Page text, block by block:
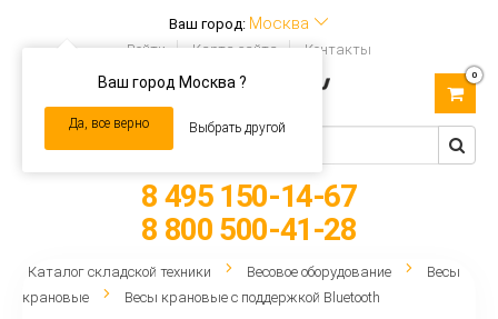
Ваш город: Москва
Ваш город Москва ?
Да, все верно Выбрать другой
Войти Карта сайта Контакты
navigation
0
8 495 150-14-67
8 800 500-41-28
Каталог складской техники Весовое оборудование
Весы
крановые
Весы крановые с поддержкой Bluetooth